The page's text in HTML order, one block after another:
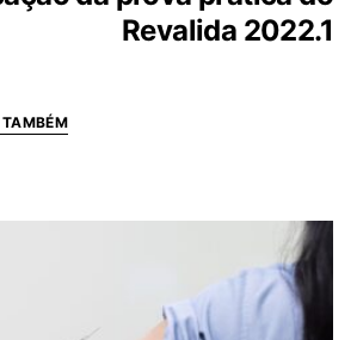
Revalida 2022.1
TAMBÉM